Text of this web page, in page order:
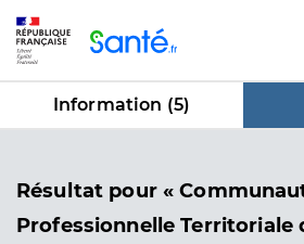
Information (5)
Résultat dans Annuaire
pour «
Professionnelle Territoriale